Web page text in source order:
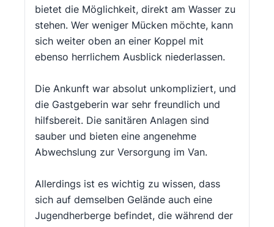
bietet die Möglichkeit, direkt am Wasser zu
stehen. Wer weniger Mücken möchte, kann
sich weiter oben an einer Koppel mit
ebenso herrlichem Ausblick niederlassen.
Die Ankunft war absolut unkompliziert, und
die Gastgeberin war sehr freundlich und
hilfsbereit. Die sanitären Anlagen sind
sauber und bieten eine angenehme
Abwechslung zur Versorgung im Van.
Allerdings ist es wichtig zu wissen, dass
sich auf demselben Gelände auch eine
Jugendherberge befindet, die während der